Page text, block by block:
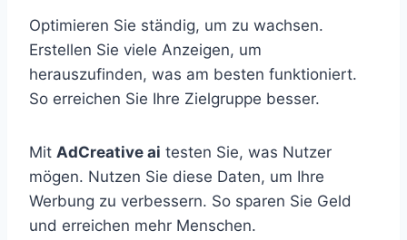
Optimieren Sie ständig, um zu wachsen.
Erstellen Sie viele Anzeigen, um
herauszufinden, was am besten funktioniert.
So erreichen Sie Ihre Zielgruppe besser.
Mit AdCreative ai testen Sie, was Nutzer
mögen. Nutzen Sie diese Daten, um Ihre
Werbung zu verbessern. So sparen Sie Geld
und erreichen mehr Menschen.